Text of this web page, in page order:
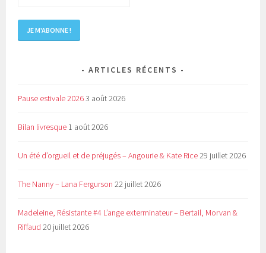
ARTICLES RÉCENTS
Pause estivale 20263 août 2026
Bilan livresque 1 août 2026
Un été d’orgueil et de préjugés – Angourie & Kate Rice29 juillet 2026
The Nanny – Lana Fergurson 22 juillet 2026
Madeleine, Résistante #4 L’ange exterminateur – Bertail, Morvan &
Riffaud 20 juillet 2026